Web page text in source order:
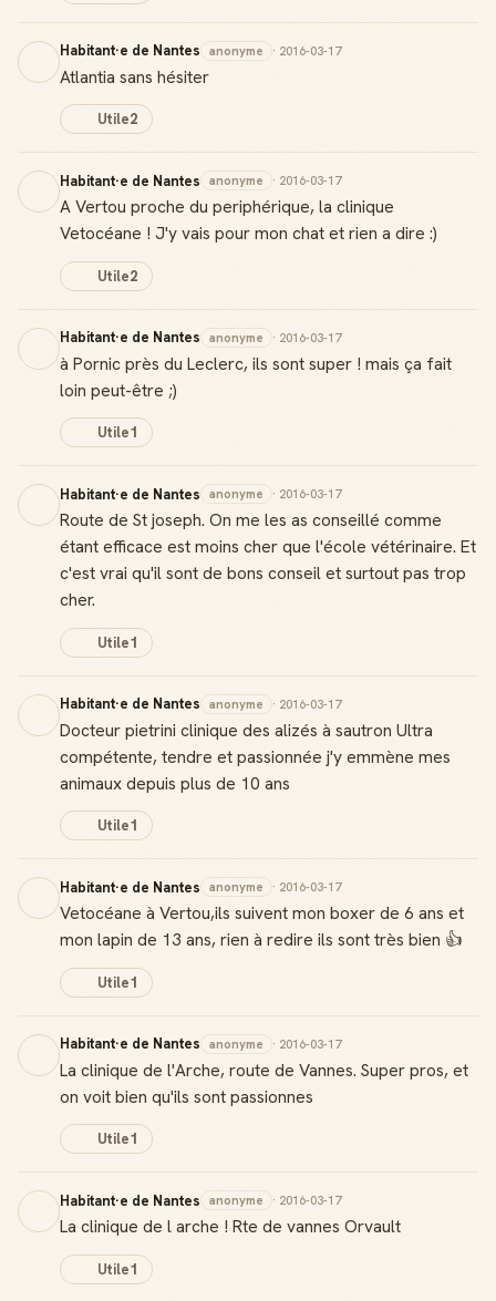
Habitant·e de Nantes anonyme · 2016-03-17
Atlantia sans hésiter
Utile2
Habitant·e de Nantes anonyme · 2016-03-17
A Vertou proche du periphérique, la clinique
Vetocéane ! J'y vais pour mon chat et rien a dire :)
Utile2
Habitant·e de Nantes anonyme · 2016-03-17
à Pornic près du Leclerc, ils sont super ! mais ça fait
loin peut-être ;)
Utile1
Habitant·e de Nantes anonyme · 2016-03-17
Route de St joseph. On me les as conseillé comme
étant efficace est moins cher que l'école vétérinaire. Et
c'est vrai qu'il sont de bons conseil et surtout pas trop
cher.
Utile1
Habitant·e de Nantes anonyme · 2016-03-17
Docteur pietrini clinique des alizés à sautron Ultra
compétente, tendre et passionnée j'y emmène mes
animaux depuis plus de 10 ans
Utile1
Habitant·e de Nantes anonyme · 2016-03-17
Vetocéane à Vertou,ils suivent mon boxer de 6 ans et
mon lapin de 13 ans, rien à redire ils sont très bien 👍
Utile1
Habitant·e de Nantes anonyme · 2016-03-17
La clinique de l'Arche, route de Vannes. Super pros, et
on voit bien qu'ils sont passionnes
Utile1
Habitant·e de Nantes anonyme · 2016-03-17
La clinique de l arche ! Rte de vannes Orvault
Utile1